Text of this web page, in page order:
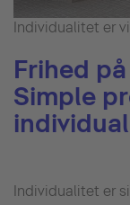
Individualitet er
Frihed
Simple
Individualitet er